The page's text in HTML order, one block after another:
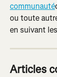
communauté
ou toute
en suivant
Articles